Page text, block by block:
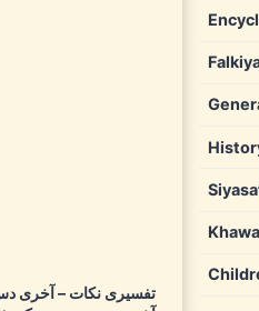
تفسیری نکات – آخری